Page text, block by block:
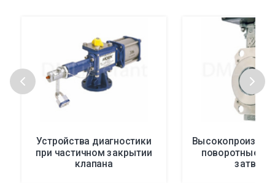
Устройства диагностики
при частичном закрытии
клапана
поворотные
затворы